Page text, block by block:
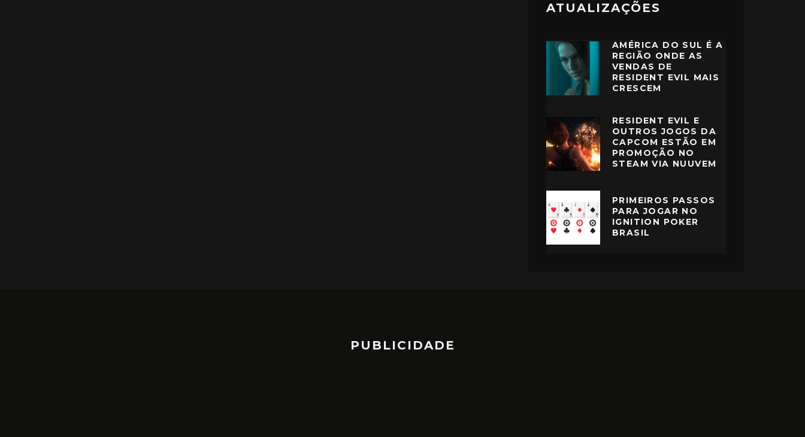
ATUALIZAÇÕES
AMÉRICA DO SUL É A
REGIÃO ONDE AS
VENDAS DE
RESIDENT EVIL MAIS
CRESCEM
RESIDENT EVIL E
OUTROS JOGOS DA
CAPCOM ESTÃO EM
PROMOÇÃO NO
STEAM VIA NUUVEM
PRIMEIROS PASSOS
PARA JOGAR NO
IGNITION POKER
BRASIL
PUBLICIDADE